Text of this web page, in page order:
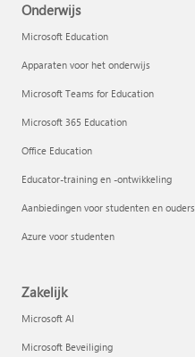
Onderwijs
Microsoft Education
Apparaten voor het onderwijs
Microsoft Teams for Education
Microsoft 365 Education
Office Education
Educator-training en -ontwikkeling
Aanbiedingen voor studenten en ouders
Azure voor studenten
Zakelijk
Microsoft AI
Microsoft Beveiliging